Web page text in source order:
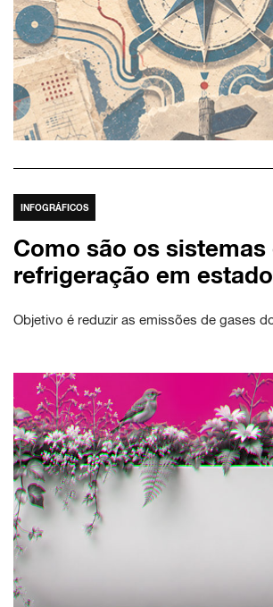
INFOGRÁFICOS
Como são os sistemas
refrigeração em
Objetivo é reduzir as emissões de gases